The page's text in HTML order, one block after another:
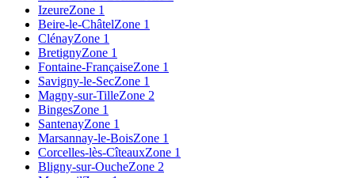
IzeureZone 1
Beire-le-ChâtelZone 1
ClénayZone 1
BretignyZone 1
Fontaine-FrançaiseZone 1
Savigny-le-SecZone 1
Magny-sur-TilleZone 2
BingesZone 1
SantenayZone 1
Marsannay-le-BoisZone 1
Corcelles-lès-CîteauxZone 1
Bligny-sur-OucheZone 2